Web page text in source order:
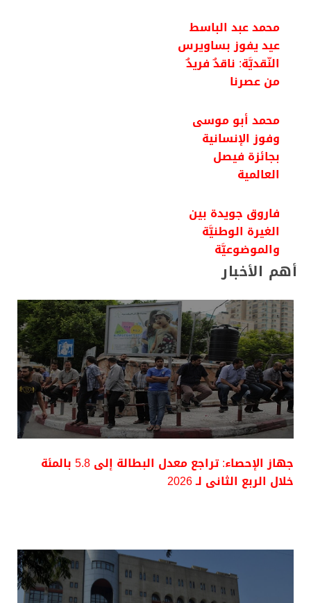
محمد عبد الباسط
عيد يفوز بساويرس
النّقديَّة: ناقدٌ فريدٌ
من عصرنا
محمد أبو موسى
وفوز الإنسانية
بجائزة فيصل
العالمية
فاروق جويدة بين
الغيرة الوطنيَّة
والموضوعيَّة
أهم الأخبار
جهاز الإحصاء: تراجع معدل البطالة إلى 5.8 بالمئة
خلال الربع الثانى لـ 2026